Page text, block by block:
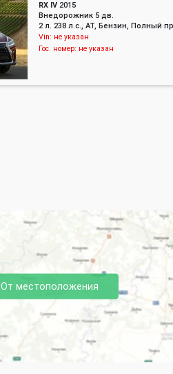
RX IV 2015
Внедорожник 5 дв.
2 л. 238 л.с., AT, Бензин, Полный
Vin: не указан
Гос. номер: не указан
От местоположения